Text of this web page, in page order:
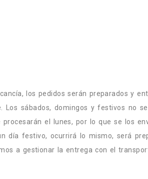
los pedidos serán preparados y
sábados, domingos y festivos no
el lunes, por lo que se los
día festivo, ocurrirá lo mismo, será
a gestionar la entrega con el